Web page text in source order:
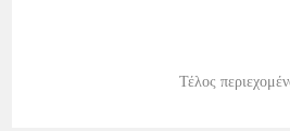
Τέλος